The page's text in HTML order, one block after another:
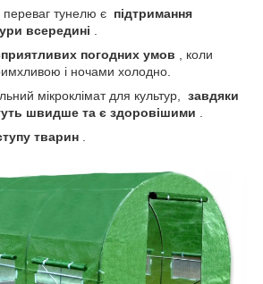
тунелю є підтримання
всередині
погодних умов , коли
і ночами холодно.
мікроклімат для культур, завдяки
швидше та є здоровішими
тварин